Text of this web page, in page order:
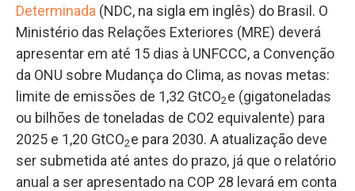
Determinada (NDC, na sigla em inglês) do Brasil. O
Ministério das Relações Exteriores (MRE) deverá
apresentar em até 15 dias à UNFCCC, a Convenção
da ONU sobre Mudança do Clima, as novas metas:
limite de emissões de 1,32 GtCO2e (gigatoneladas
ou bilhões de toneladas de CO2 equivalente) para
2025 e 1,20 GtCO2e para 2030. A atualização deve
ser submetida até antes do prazo, já que o relatório
anual a ser apresentado na COP 28 levará em conta